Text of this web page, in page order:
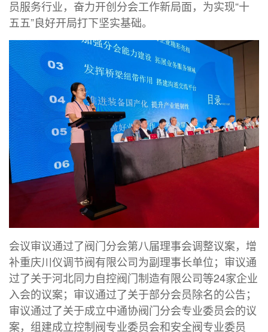
员服务行业，奋力开创分会工作新局面，为实现“十
五五”良好开局打下坚实基础。
会议审议通过了阀门分会第八届理事会调整议案，增
补重庆川仪调节阀有限公司为副理事长单位；审议通
过了关于河北同力自控阀门制造有限公司等24家企业
入会的议案；审议通过了关于部分会员除名的公告；
审议通过了关于成立中通协阀门分会专业委员会的议
案，组建成立控制阀专业委员会和安全阀专业委员